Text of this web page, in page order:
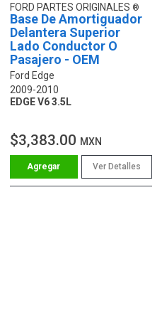
FORD PARTES ORIGINALES
Base De Amortiguador
Delantera Superior
Lado Conductor O
Pasajero - OEM
Ford Edge
2009-2010
EDGE V6 3.5L
$3,383.00 MXN
Ver Detalles